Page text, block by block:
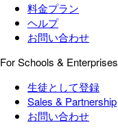
料金プラン
ヘルプ
お問い合わせ
For Schools & Enterprises
生徒として登録
Sales & Partnership
お問い合わせ